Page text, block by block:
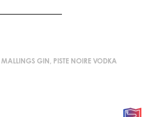
MALLINGS GIN, PISTE NOIRE VODKA